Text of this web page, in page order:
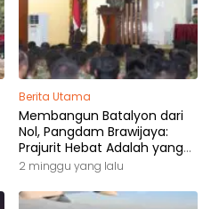
Berita Utama
Membangun Batalyon dari
Nol, Pangdam Brawijaya:
Prajurit Hebat Adalah yang
Dibutuhkan Rakyat
2 minggu yang lalu